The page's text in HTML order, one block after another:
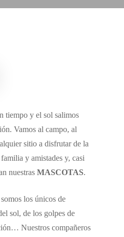
tiempo y el sol salimos
Vamos al campo, al
sitio a disfrutar de la
y amistades y, casi
nuestras MASCOTAS.
los únicos de
sol, de los golpes de
Nuestros compañeros